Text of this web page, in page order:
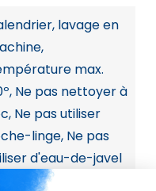
lavage en
max.
Ne pas nettoyer à
Ne pas utiliser
linge, Ne pas
d'eau-de-javel
produit de